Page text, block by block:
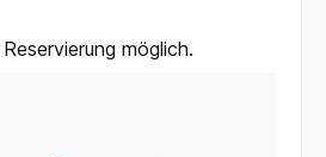
möglich.